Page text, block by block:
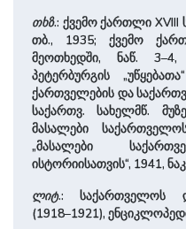
თხზ.: ქვემო ქართლი XVIII
თბ., 1935; ქვემო
მეოთხედში, ნაწ.
პეტერბურგის
ქართველების და
საქართვ. სახელმწ.
მასალები
„მასალები
ისტორიისათვის“, 1941,
ლიტ.: საქართველოს
(1918–1921),